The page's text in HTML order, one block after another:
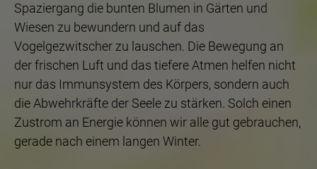
Spaziergang die bunten Blumen in Gärten und
Wiesen zu bewundern und auf das
Vogelgezwitscher zu lauschen. Die Bewegung an
der frischen Luft und das tiefere Atmen helfen nicht
nur das Immunsystem des Körpers, sondern auch
die Abwehrkräfte der Seele zu stärken. Solch einen
Zustrom an Energie können wir alle gut gebrauchen,
gerade nach einem langen Winter.